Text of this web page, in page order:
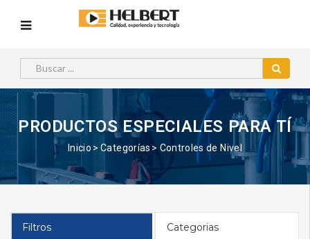
PRODUCTOS ESPECIALES PARA TÍ
Inicio Categorías Controles de Nivel
Filtros Categorias